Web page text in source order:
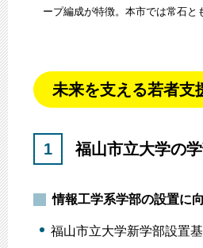
ープ編成が特徴。本市では常石と
未来を支える若者支
1 福山市立大学の
情報工学系学部の設置に
福山市立大学新学部設置